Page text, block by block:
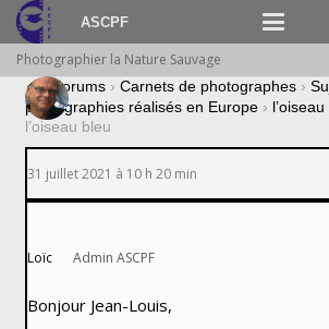
ASCPF
Photographier la Nature Sauvage
› Forums › Carnets de photographes ›
photographies réalisés en Europe ›
l’oiseau bleu
31 juillet 2021 à 10 h 20 min
Loïc Admin ASCPF
Bonjour Jean-Louis,